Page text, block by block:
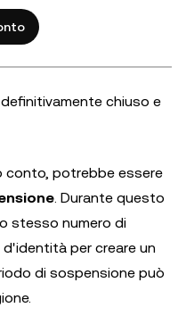
chiuso e
conto, potrebbe essere
. Durante questo
stesso numero di
per creare un
di sospensione può